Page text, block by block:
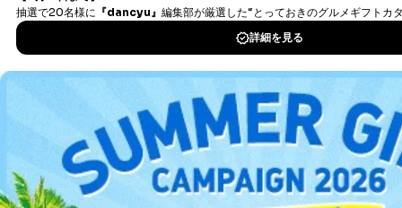
場合
することに対して協力する必要がある場合であって、利
事務の遂行に支障を及ぼすおそれがあるとき
④開示対象個人情報の利用目的が明らかな場合
開示対象個人情報については、保有個人データの本人ま
たはその代理人からの利用目的の通知、開示、変更等
（内容の訂正、追加または削除）、利用停止等（「利用
の停止または消去」「第三者への提供の停止」）の求め
に対応させていただいております。 当社顧客の皆様の
DOWNLOAD FOR IOS
DOWNLOAD FOR ANDROID
ご利用方法はこちら